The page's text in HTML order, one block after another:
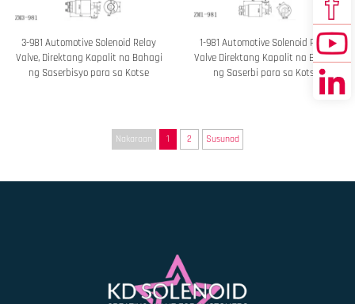
3-981 Automotive Solenoid Relay
Valve, Direktang Kapalit na Bahagi
ng Saserbisyo para sa Kotse
1-981 Automotive Solenoid Relay
Valve Direktang Kapalit na Bahagi
ng Saserbi para sa Kotse
Nakaraan 1 2 Susunod